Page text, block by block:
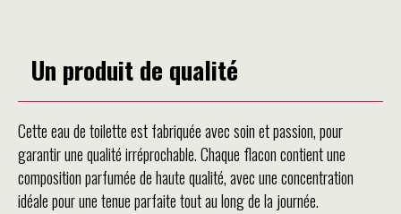
Un produit de qualité
Cette eau de toilette est fabriquée avec soin et passion, pour
garantir une qualité irréprochable. Chaque flacon contient une
composition parfumée de haute qualité, avec une concentration
idéale pour une tenue parfaite tout au long de la journée.